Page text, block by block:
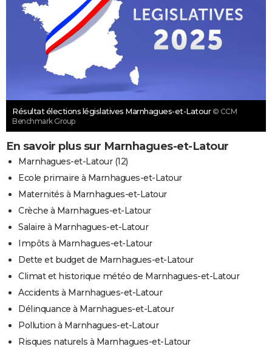
Résultat élections législatives Marnhagues-et-Latour © CCM
Benchmark Group
En savoir plus sur Marnhagues-et-Latour
Marnhagues-et-Latour (12)
Ecole primaire à Marnhagues-et-Latour
Maternités à Marnhagues-et-Latour
Crèche à Marnhagues-et-Latour
Salaire à Marnhagues-et-Latour
Impôts à Marnhagues-et-Latour
Dette et budget de Marnhagues-et-Latour
Climat et historique météo de Marnhagues-et-Latour
Accidents à Marnhagues-et-Latour
Délinquance à Marnhagues-et-Latour
Pollution à Marnhagues-et-Latour
Risques naturels à Marnhagues-et-Latour